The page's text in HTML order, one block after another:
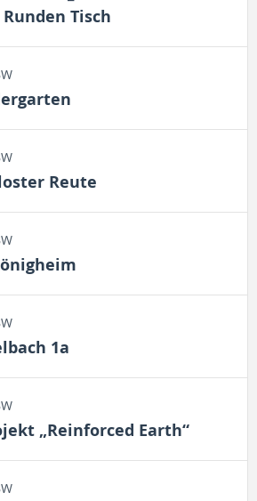
Tisch
Reute
1a
„Reinforced Earth“